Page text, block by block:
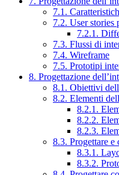
7.1.
7.2. User stories
7.2.1.
7.3. Flussi di
7.4. Wireframe
7.5. Prototipi
8. Progettazione
8.1. Obiettivi
8.2. Elementi
8.2.1.
8.2.2.
8.2.3.
8.3. Progettare e
8.3.1.
8.3.2.